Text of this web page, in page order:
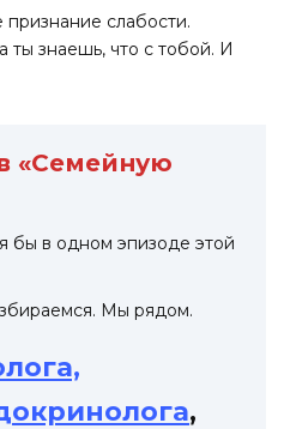
слабости.
ты знаешь, что с тобой. И
«Семейную
бы в одном эпизоде этой
Мы рядом.
,